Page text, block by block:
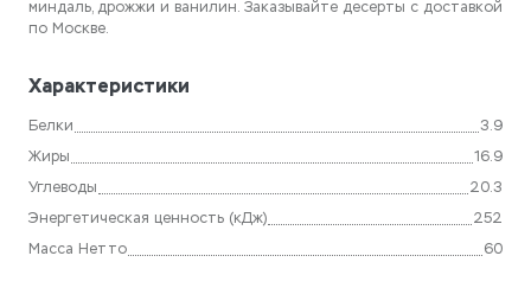
миндаль, дрожжи и ванилин. Заказывайте десерты с доставкой
по Москве.
Характеристики
Белки 3.9
Жиры 16.9
Углеводы 20.3
Энергетическая ценность (кДж) 252
Масса Нетто 60